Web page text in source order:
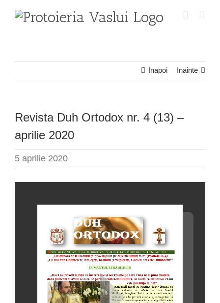
Inapoi Inainte
Revista Duh Ortodox nr. 4 (13) –
aprilie 2020
5 aprilie 2020